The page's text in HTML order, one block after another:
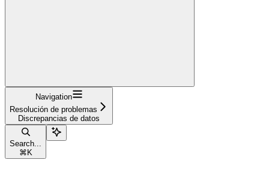
Navigation
Resolución de problemas
Discrepancias de datos
Search...
⌘ K